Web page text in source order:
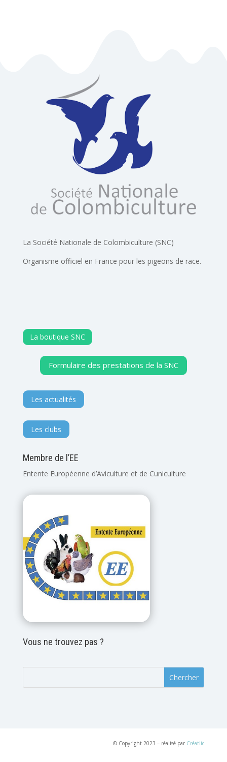
La Société Nationale de Colombiculture (SNC)
Organisme officiel en France pour les pigeons de race.
La boutique SNC
Formulaire des prestations de la SNC
Les actualités
Les clubs
Membre de l’EE
Entente Européenne d’Aviculture et de Cuniculture
Vous ne trouvez pas ?
© Copyright 2023 – réalisé par Créatiic